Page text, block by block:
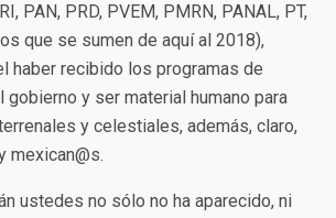
PAN, PRD, PVEM, PMRN, PANAL, PT,
que se sumen de aquí al 2018),
haber recibido los programas de
y ser material humano para
y celestiales, además, claro,
mexican@s.
ustedes no sólo no ha aparecido, ni